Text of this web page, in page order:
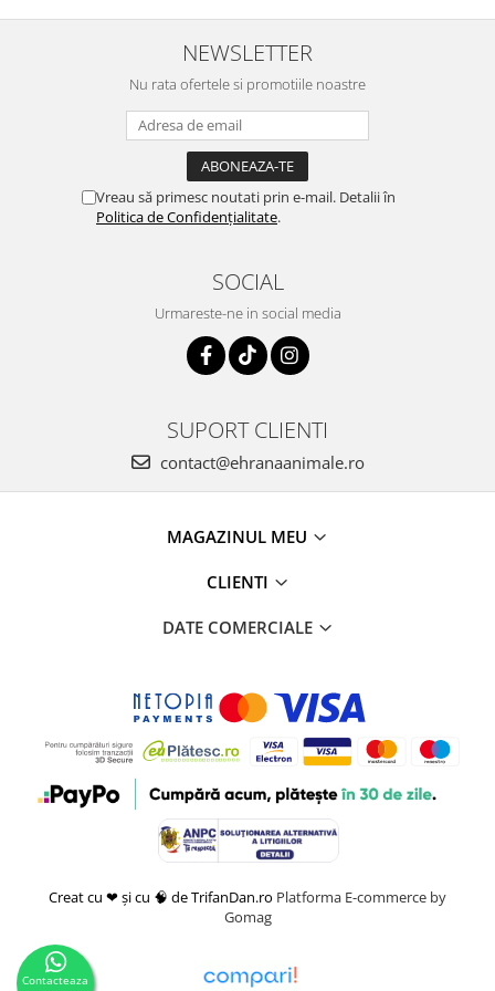
NEWSLETTER
Nu rata ofertele si promotiile noastre
Vreau să primesc noutati prin e-mail. Detalii în
Politica de Confidențialitate.
SOCIAL
Urmareste-ne in social media
SUPORT CLIENTI
contact@ehranaanimale.ro
MAGAZINUL MEU
CLIENTI
DATE COMERCIALE
Creat cu ❤ și cu 🧠 de TrifanDan.ro Platforma E-commerce by
Gomag
Contacteaza